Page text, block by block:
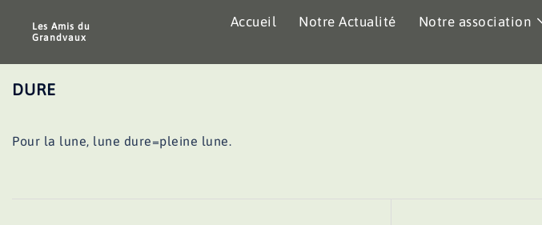
Les Amis du
Grandvaux
Accueil Notre Actualité Notre association
DURE
Pour la lune, lune dure=pleine lune.